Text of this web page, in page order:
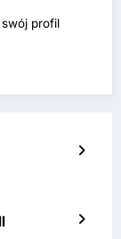
swój profil